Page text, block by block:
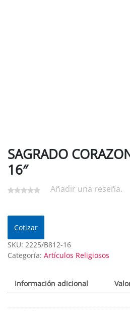
SAGRADO
16″
Añadir una reseña.
Cotizar
SKU: 2225/B812-16
Categoría: Artículos Religiosos
Información adicional